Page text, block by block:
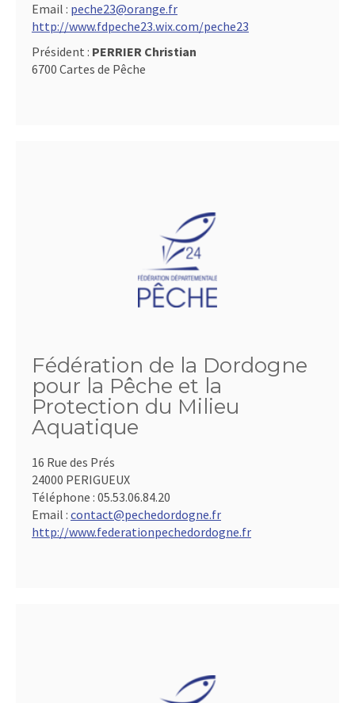
Email : peche23@orange.fr
http://www.fdpeche23.wix.com/peche23
Président : PERRIER Christian
6700 Cartes de Pêche
Fédération de la Dordogne
pour la Pêche et la
Protection du Milieu
Aquatique
16 Rue des Prés
24000 PERIGUEUX
Téléphone : 05.53.06.84.20
Email : contact@pechedordogne.fr
http://www.federationpechedordogne.fr